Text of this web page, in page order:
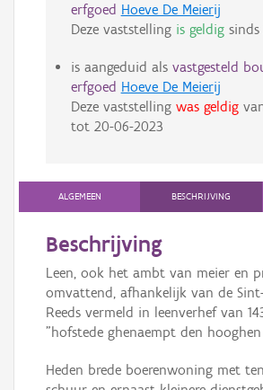
erfgoed Hoeve De Meierij
Deze vaststelling is geldigsinds
is aangeduid als vastgesteld
erfgoed Hoeve De Meierij
Deze vaststelling was geldig
tot 20-06-2023
ALGEMEEN BESCHRIJVING
Beschrijving
Leen, ook het ambt van meier en
omvattend, afhankelijk van de
Reeds vermeld in leenverhef van
"hofstede ghenaempt den
Heden brede boerenwoning met